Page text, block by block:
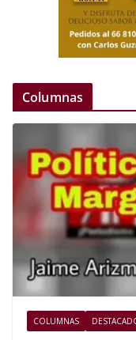
Columnas
COLUMNAS